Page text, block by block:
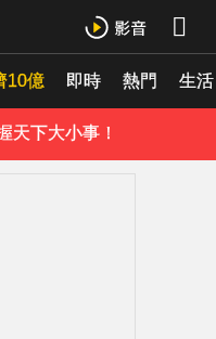
10億 即時 熱門 生活
天下大小事！